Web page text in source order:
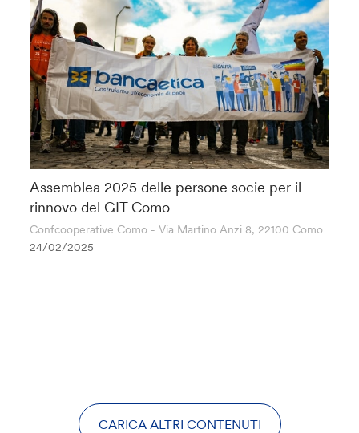
Assemblea 2025 delle persone socie per il
rinnovo del GIT Como
Confcooperative Como - Via Martino Anzi 8, 22100 Como
24/02/2025
CARICA ALTRI CONTENUTI